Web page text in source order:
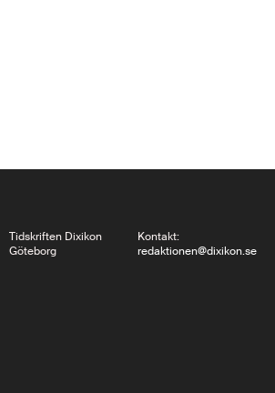
Tidskriften Dixikon
Göteborg
Kontakt:
redaktionen@dixikon.se